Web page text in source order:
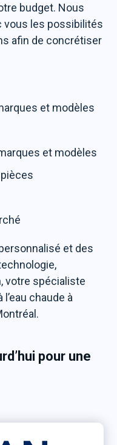
budget. Nous
vous les possibilités
afin de concrétiser
et modèles
et modèles
et des
votre spécialiste
chaude à
pour une